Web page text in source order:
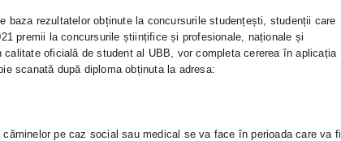
baza rezultatelor obținute la concursurile studențești, studenții care
premii la concursurile științifice și profesionale, naționale și
oficială de student al UBB, vor completa cererea în aplicația
scanată după diploma obținuta la adresa:
căminelor pe caz social sau medical se va face în perioada care va fi